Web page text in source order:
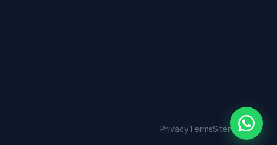
PrivacyTermsSitemap